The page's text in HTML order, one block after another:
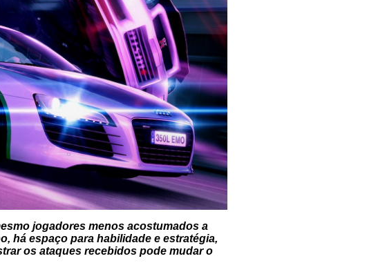
jogadores menos acostumados a
há espaço para habilidade e estratégia,
os ataques recebidos pode mudar o